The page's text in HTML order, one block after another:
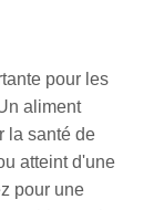
pour les
aliment
la santé de
atteint d'une
pour une